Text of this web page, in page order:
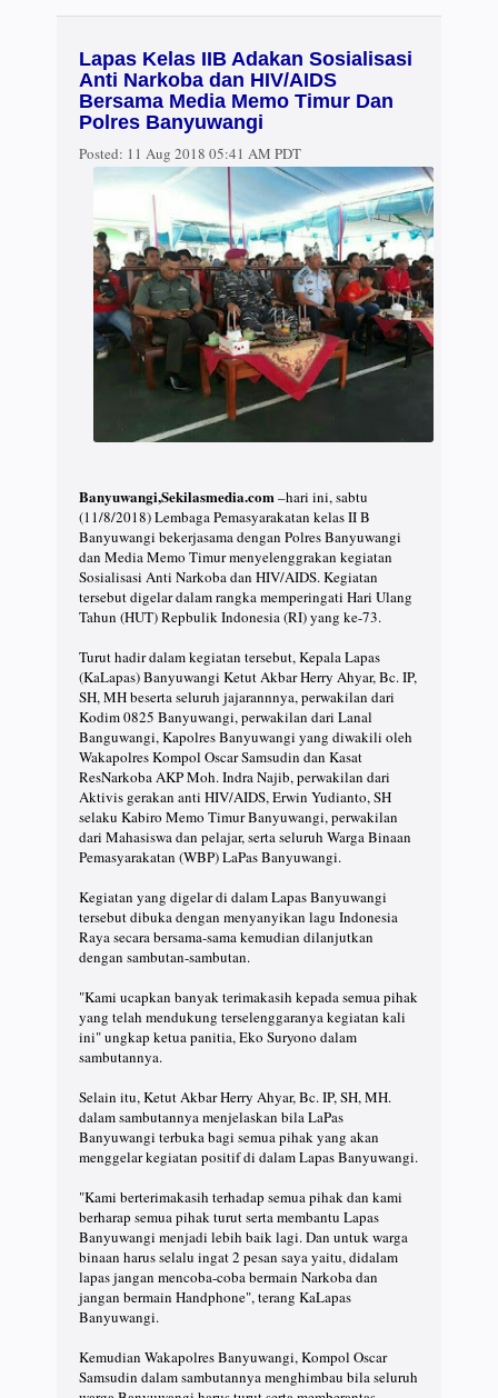
Lapas Kelas IIB Adakan Sosialisasi
Anti Narkoba dan HIV/AIDS
Bersama Media Memo Timur Dan
Polres Banyuwangi
Posted: 11 Aug 2018 05:41 AM PDT
Banyuwangi,Sekilasmedia.com–hari ini, sabtu
(11/8/2018) Lembaga Pemasyarakatan kelas II B
Banyuwangi bekerjasama dengan Polres Banyuwangi
dan Media Memo Timur menyelenggrakan kegiatan
Sosialisasi Anti Narkoba dan HIV/AIDS. Kegiatan
tersebut digelar dalam rangka memperingati Hari Ulang
Tahun (HUT) Repbulik Indonesia (RI) yang ke-73.
Turut hadir dalam kegiatan tersebut, Kepala Lapas
(KaLapas) Banyuwangi Ketut Akbar Herry Ahyar, Bc. IP,
SH, MH beserta seluruh jajarannnya, perwakilan dari
Kodim 0825 Banyuwangi, perwakilan dari Lanal
Banguwangi, Kapolres Banyuwangi yang diwakili oleh
Wakapolres Kompol Oscar Samsudin dan Kasat
ResNarkoba AKP Moh. Indra Najib, perwakilan dari
Aktivis gerakan anti HIV/AIDS, Erwin Yudianto, SH
selaku Kabiro Memo Timur Banyuwangi, perwakilan
dari Mahasiswa dan pelajar, serta seluruh Warga Binaan
Pemasyarakatan (WBP) LaPas Banyuwangi.
Kegiatan yang digelar di dalam Lapas Banyuwangi
tersebut dibuka dengan menyanyikan lagu Indonesia
Raya secara bersama-sama kemudian dilanjutkan
dengan sambutan-sambutan.
"Kami ucapkan banyak terimakasih kepada semua pihak
yang telah mendukung terselenggaranya kegiatan kali
ini" ungkap ketua panitia, Eko Suryono dalam
sambutannya.
Selain itu, Ketut Akbar Herry Ahyar, Bc. IP, SH, MH.
dalam sambutannya menjelaskan bila LaPas
Banyuwangi terbuka bagi semua pihak yang akan
menggelar kegiatan positif di dalam Lapas Banyuwangi.
"Kami berterimakasih terhadap semua pihak dan kami
berharap semua pihak turut serta membantu Lapas
Banyuwangi menjadi lebih baik lagi. Dan untuk warga
binaan harus selalu ingat 2 pesan saya yaitu, didalam
lapas jangan mencoba-coba bermain Narkoba dan
jangan bermain Handphone", terang KaLapas
Banyuwangi.
Kemudian Wakapolres Banyuwangi, Kompol Oscar
Samsudin dalam sambutannya menghimbau bila seluruh